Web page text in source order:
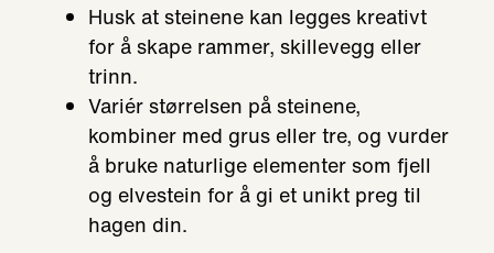
Husk at steinene kan legges kreativt
for å skape rammer, skillevegg eller
trinn.
Variér størrelsen på steinene,
kombiner med grus eller tre, og vurder
å bruke naturlige elementer som fjell
og elvestein for å gi et unikt preg til
hagen din.